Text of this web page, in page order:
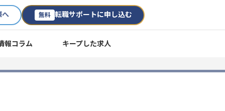
へ 無料 転職サポートに申し込む
報コラム キープした求人